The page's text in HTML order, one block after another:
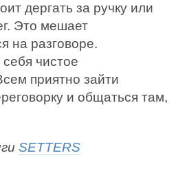
дергать за ручку или
Это мешает
на разговоре.
чистое
приятно зайти
и общаться там,
SETTERS